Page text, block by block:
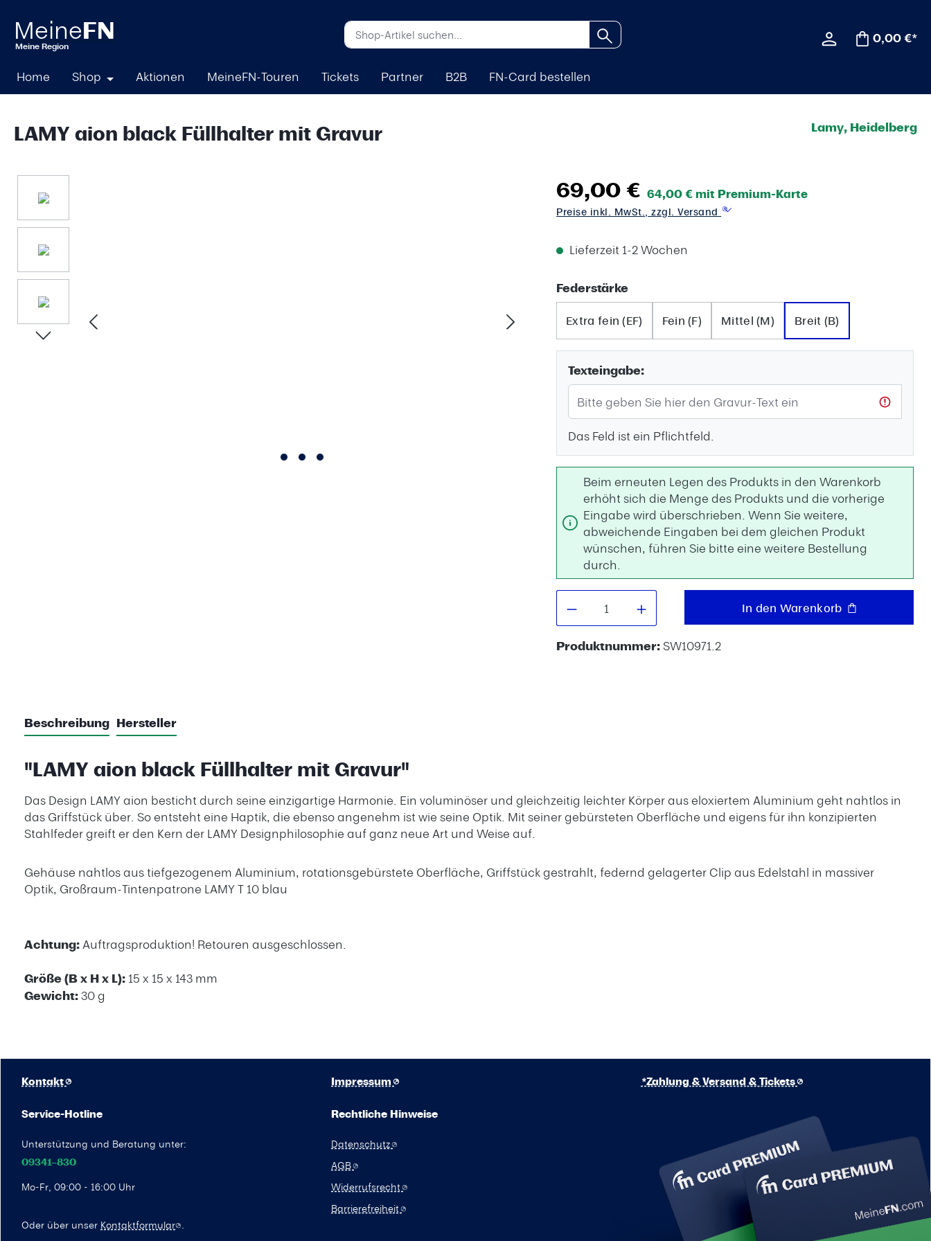
0,00 €*
Home Shop Aktionen MeineFN-Touren Tickets Partner B2B FN-Card bestellen
LAMY aion black Füllhalter mit Gravur Lamy, Heidelberg
69,00 € 64,00 € mit Premium-Karte
Preise inkl. MwSt., zzgl. Versand
Lieferzeit 1-2 Wochen
Federstärkeauswählen
Extra fein (EF) Fein (F) Mittel (M) Breit (B)
Texteingabe:
Das Feld ist ein Pflichtfeld.
Beim erneuten Legen des Produkts in den Warenkorb
erhöht sich die Menge des Produkts und die vorherige
Eingabe wird überschrieben. Wenn Sie weitere,
abweichende Eingaben bei dem gleichen Produkt
wünschen, führen Sie bitte eine weitere Bestellung
durch.
Produkt Anzahl: Gib den gewünschten
In den Warenkorb
Produktnummer:SW10971.2
Beschreibung Hersteller
"LAMY aion black Füllhalter mit Gravur"
Das Design LAMY aion besticht durch seine einzigartige Harmonie. Ein voluminöser und gleichzeitig leichter Körper aus eloxiertem Aluminium geht nahtlos in
das Griffstück über. So entsteht eine Haptik, die ebenso angenehm ist wie seine Optik. Mit seiner gebürsteten Oberfläche und eigens für ihn konzipierten
Stahlfeder greift er den Kern der LAMY Designphilosophie auf ganz neue Art und Weise auf.
Gehäuse nahtlos aus tiefgezogenem Aluminium, rotationsgebürstete Oberfläche, Griffstück gestrahlt, federnd gelagerter Clip aus Edelstahl in massiver
Optik, Großraum-Tintenpatrone LAMY T 10 blau
Achtung:Auftragsproduktion! Retouren ausgeschlossen.
Größe (B x H x L): 15 x 15 x 143 mm
Gewicht:30 g
Service-Hotline
Unterstützung und Beratung unter:
09341–830
Mo-Fr, 09:00 - 16:00 Uhr
Oder über unser Kontaktformular .
Kontakt Impressum *Zahlung & Versand & Tickets
Rechtliche Hinweise
Datenschutz
AGB
Widerrufsrecht
Barrierefreiheit